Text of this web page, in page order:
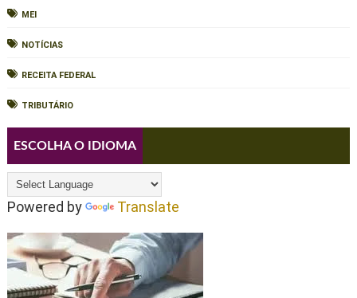
MEI
NOTÍCIAS
RECEITA FEDERAL
TRIBUTÁRIO
ESCOLHA O IDIOMA
Powered by Translate